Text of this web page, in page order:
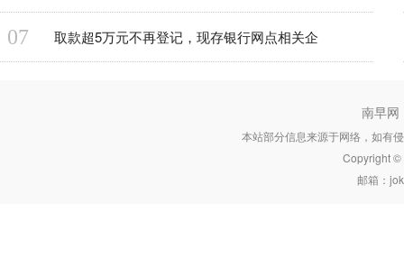
07 取款超5万元不再登记，现存银行网点相关企
南早网
本站部分信息来源于网络，如有
Copyright ©
邮箱：